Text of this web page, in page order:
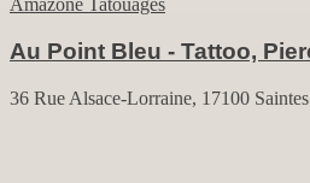
Amazone Tatouages
Au Point Bleu - Tattoo,
36 Rue Alsace-Lorraine, 17100 Saintes